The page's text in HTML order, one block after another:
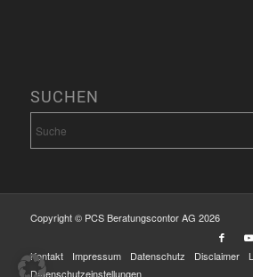
SUCHEN
Copyright © PCS Beratungscontor AG 2026
Kontakt Impressum Datenschutz Disclaimer
Datenschutzeinstellungen